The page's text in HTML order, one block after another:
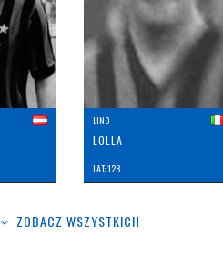
LINO
LOLLA
LAT: 128
ZOBACZ WSZYSTKICH